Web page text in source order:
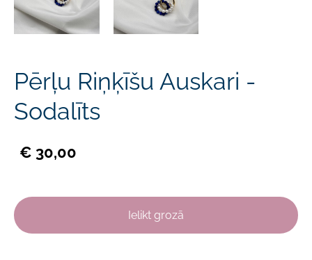
Pērļu Riņķīšu Auskari -
Sodalīts
€ 30,00
Ielikt grozā